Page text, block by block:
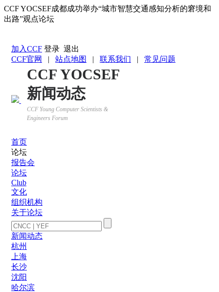
CCF YOCSEF成都成功举办“城市智慧交通感知分析的窘境和
出路”观点论坛
加入CCF 登录 退出
CCF官网
| 站点地图 | 联系我们 | 常见问题
CCF YOCSEF
新闻动态
CCF Young Computer Scientists &
Engineers Forum
首页
论坛
报告会
论坛
Club
文化
组织机构
关于论坛
新闻动态
杭州
上海
长沙
沈阳
哈尔滨